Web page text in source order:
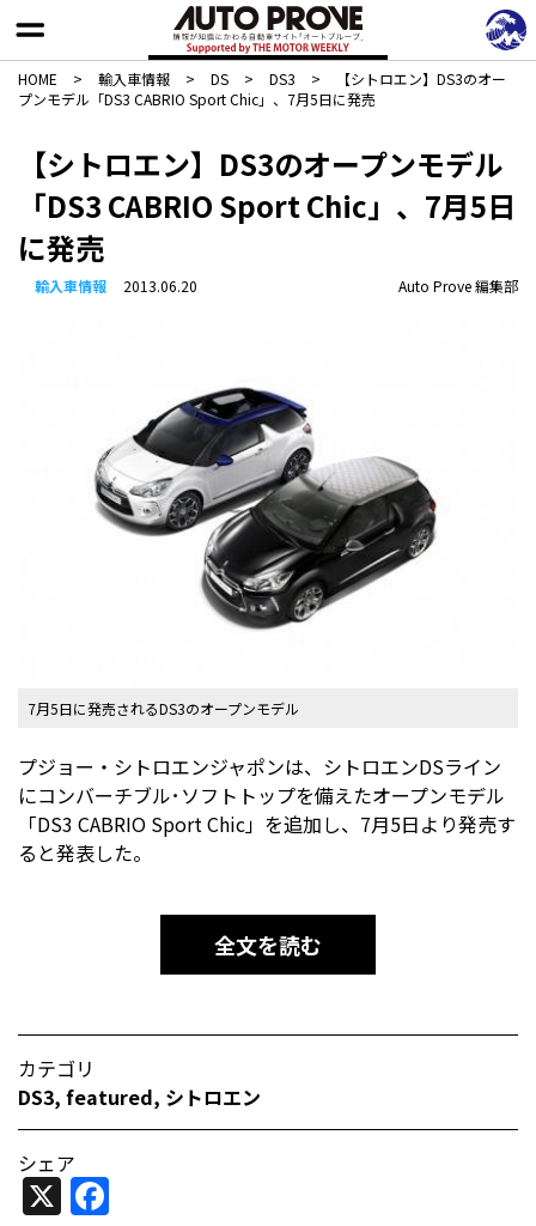
HOME > 輸入車情報 > DS > DS3 >
【シトロエン】DS3のオー
プンモデル「DS3 CABRIO Sport Chic」、7月5日に発売
【シトロエン】DS3のオープンモデル
「DS3 CABRIO Sport Chic」、7月5日
に発売
輸入車情報 2013.06.20 Auto Prove 編集部
7月5日に発売されるDS3のオープンモデル
プジョー・シトロエンジャポンは、シトロエンDSライン
にコンバーチブル･ソフトトップを備えたオープンモデル
「DS3 CABRIO Sport Chic」を追加し、7月5日より発売す
ると発表した。
全文を読む
カテゴリ
DS3, featured, シトロエン
シェア
X